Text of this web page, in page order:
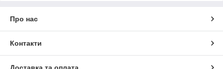
Про нас
Контакти